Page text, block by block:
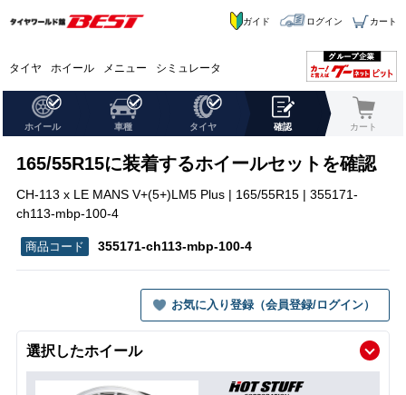
タイヤ ホイール メニュー シミュレータ
ガイド ログイン カート
ホイール 車種 タイヤ 確認 カート
165/55R15に装着するホイールセットを確認
CH-113 x LE MANS V+(5+)LM5 Plus | 165/55R15 | 355171-
ch113-mbp-100-4
355171-ch113-mbp-100-4
お気に入り登録（会員登録/ログイン）
選択したホイール